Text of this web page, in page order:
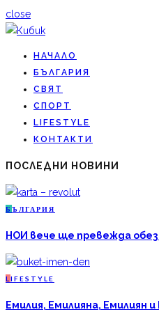
close
НАЧАЛО
БЪЛГАРИЯ
СВЯТ
СПОРТ
LIFESTYLE
КОНТАКТИ
ПОСЛЕДНИ НОВИНИ
Б ЪЛГАРИЯ
НОИ вече ще превежда
L IFESTYLE
Емилия, Емилияна, Емилиян